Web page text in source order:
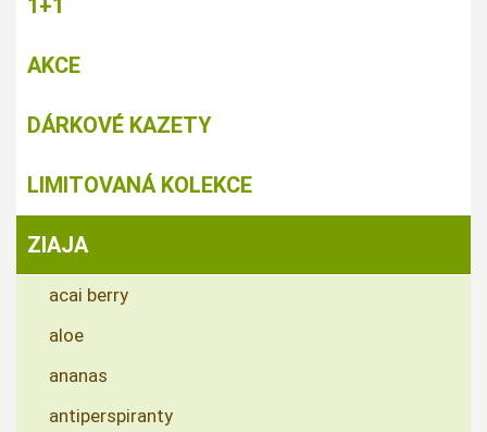
1+1
AKCE
DÁRKOVÉ KAZETY
LIMITOVANÁ KOLEKCE
ZIAJA
acai berry
aloe
ananas
antiperspiranty